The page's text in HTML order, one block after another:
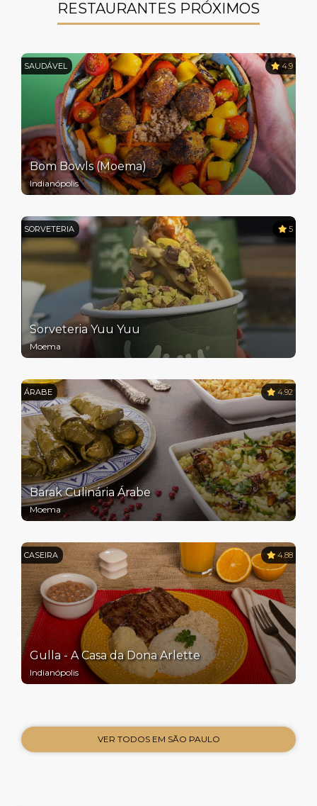
RESTAURANTES PRÓXIMOS
SAUDÁVEL 4.9
Bom Bowls (Moema)
Indianópolis
SORVETERIA 5
Sorveteria Yuu Yuu
Moema
ÁRABE 4.92
Barak Culinária Árabe
Moema
CASEIRA 4.88
Gulla - A Casa da Dona Arlette
Indianópolis
VER TODOS EM SÃO PAULO